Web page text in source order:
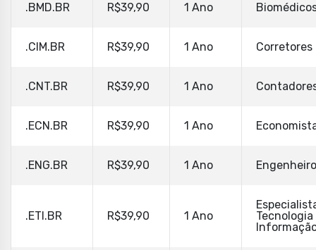
.BMD.BR R$39,90 1 Ano
.CIM.BR R$39,90 1 Ano Corretores
.CNT.BR R$39,90 1 Ano
.ECN.BR R$39,90 1 Ano
.ENG.BR R$39,90 1 Ano
.ETI.BR R$39,90 1 Ano
Tecnologia